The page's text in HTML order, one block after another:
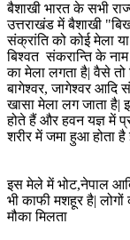
बैशाखी भारत के सभी
उत्तराखंड में बैशाखी
संक्रांति को कोई मेला
बिश्वत संकरान्ति के
का मेला लगता है| वैसे तो
बागेश्वर, जागेश्वर आदि
खासा मेला लग जाता है|
होते हैं और हवन यज्ञ में
शरीर में जमा हुआ होता
इस मेले में भोट,नेपाल
भी काफी मशहूर है|
मौका मिलता